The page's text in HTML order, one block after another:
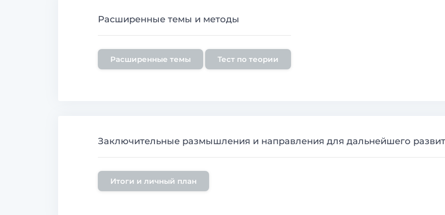
Расширенные темы и методы
Расширенные темы Тест по теории
Заключительные размышления и направления для дальнейшего
Итоги и личный план